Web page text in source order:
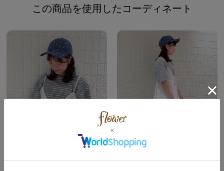
この商品を使用したコーディネート